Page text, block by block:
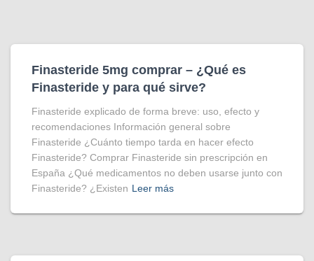
Finasteride 5mg comprar – ¿Qué es
Finasteride y para qué sirve?
Finasteride explicado de forma breve: uso, efecto y
recomendaciones Información general sobre
Finasteride ¿Cuánto tiempo tarda en hacer efecto
Finasteride? Comprar Finasteride sin prescripción en
España ¿Qué medicamentos no deben usarse junto con
Finasteride? ¿Existen Leer más